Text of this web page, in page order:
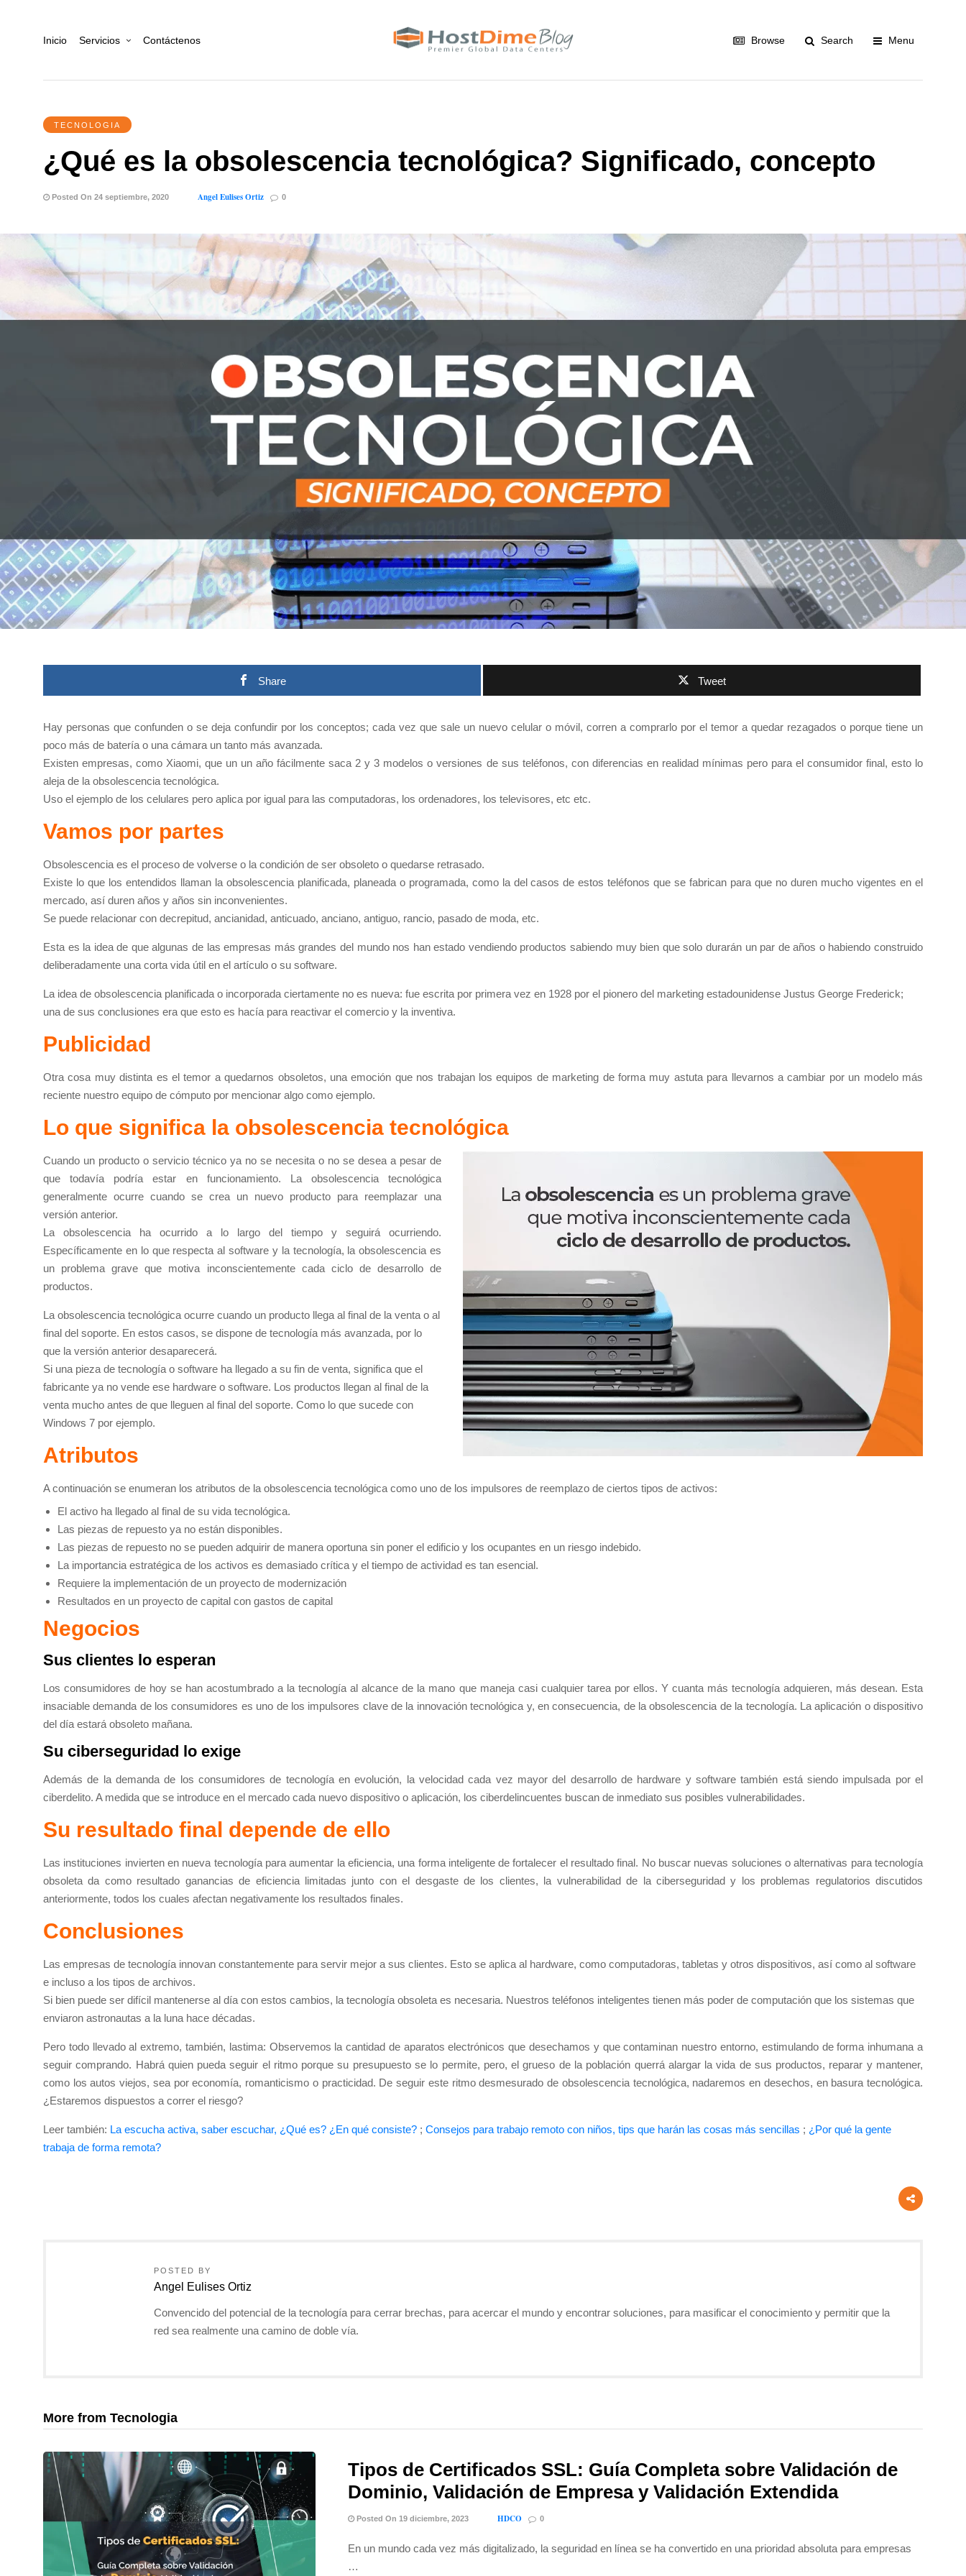
Inicio Servicios Contáctenos Browse Search Menu
TECNOLOGIA
¿Qué es la obsolescencia tecnológica? Significado, concepto
Posted On 24 septiembre, 2020 Angel Eulises Ortiz 0
Share Tweet
Hay personas que confunden o se deja confundir por los conceptos; cada vez que sale un nuevo celular o móvil, corren a comprarlo por el temor a quedar rezagados o porque tiene un
poco más de batería o una cámara un tanto más avanzada.
Existen empresas, como Xiaomi, que un un año fácilmente saca 2 y 3 modelos o versiones de sus teléfonos, con diferencias en realidad mínimas pero para el consumidor final, esto lo
aleja de la obsolescencia tecnológica.
Uso el ejemplo de los celulares pero aplica por igual para las computadoras, los ordenadores, los televisores, etc etc.
Vamos por partes
Obsolescencia es el proceso de volverse o la condición de ser obsoleto o quedarse retrasado.
Existe lo que los entendidos llaman la obsolescencia planificada, planeada o programada, como la del casos de estos teléfonos que se fabrican para que no duren mucho vigentes en el
mercado, así duren años y años sin inconvenientes.
Se puede relacionar con decrepitud, ancianidad, anticuado, anciano, antiguo, rancio, pasado de moda, etc.
Esta es la idea de que algunas de las empresas más grandes del mundo nos han estado vendiendo productos sabiendo muy bien que solo durarán un par de años o habiendo construido
deliberadamente una corta vida útil en el artículo o su software.
La idea de obsolescencia planificada o incorporada ciertamente no es nueva: fue escrita por primera vez en 1928 por el pionero del marketing estadounidense Justus George Frederick;
una de sus conclusiones era que esto es hacía para reactivar el comercio y la inventiva.
Publicidad
Otra cosa muy distinta es el temor a quedarnos obsoletos, una emoción que nos trabajan los equipos de marketing de forma muy astuta para llevarnos a cambiar por un modelo más
reciente nuestro equipo de cómputo por mencionar algo como ejemplo.
Lo que significa la obsolescencia tecnológica
Cuando un producto o servicio técnico ya no se necesita o no se desea a pesar de
que todavía podría estar en funcionamiento. La obsolescencia tecnológica
generalmente ocurre cuando se crea un nuevo producto para reemplazar una
versión anterior.
La obsolescencia ha ocurrido a lo largo del tiempo y seguirá ocurriendo.
Específicamente en lo que respecta al software y la tecnología, la obsolescencia es
un problema grave que motiva inconscientemente cada ciclo de desarrollo de
productos.
La obsolescencia tecnológica ocurre cuando un producto llega al final de la venta o al
final del soporte. En estos casos, se dispone de tecnología más avanzada, por lo
que la versión anterior desaparecerá.
Si una pieza de tecnología o software ha llegado a su fin de venta, significa que el
fabricante ya no vende ese hardware o software. Los productos llegan al final de la
venta mucho antes de que lleguen al final del soporte. Como lo que sucede con
Windows 7 por ejemplo.
Atributos
A continuación se enumeran los atributos de la obsolescencia tecnológica como uno de los impulsores de reemplazo de ciertos tipos de activos:
El activo ha llegado al final de su vida tecnológica.
Las piezas de repuesto ya no están disponibles.
Las piezas de repuesto no se pueden adquirir de manera oportuna sin poner el edificio y los ocupantes en un riesgo indebido.
La importancia estratégica de los activos es demasiado crítica y el tiempo de actividad es tan esencial.
Requiere la implementación de un proyecto de modernización
Resultados en un proyecto de capital con gastos de capital
Negocios
Sus clientes lo esperan
Los consumidores de hoy se han acostumbrado a la tecnología al alcance de la mano que maneja casi cualquier tarea por ellos. Y cuanta más tecnología adquieren, más desean. Esta
insaciable demanda de los consumidores es uno de los impulsores clave de la innovación tecnológica y, en consecuencia, de la obsolescencia de la tecnología. La aplicación o dispositivo
del día estará obsoleto mañana.
Su ciberseguridad lo exige
Además de la demanda de los consumidores de tecnología en evolución, la velocidad cada vez mayor del desarrollo de hardware y software también está siendo impulsada por el
ciberdelito. A medida que se introduce en el mercado cada nuevo dispositivo o aplicación, los ciberdelincuentes buscan de inmediato sus posibles vulnerabilidades.
Su resultado final depende de ello
Las instituciones invierten en nueva tecnología para aumentar la eficiencia, una forma inteligente de fortalecer el resultado final. No buscar nuevas soluciones o alternativas para tecnología
obsoleta da como resultado ganancias de eficiencia limitadas junto con el desgaste de los clientes, la vulnerabilidad de la ciberseguridad y los problemas regulatorios discutidos
anteriormente, todos los cuales afectan negativamente los resultados finales.
Conclusiones
Las empresas de tecnología innovan constantemente para servir mejor a sus clientes. Esto se aplica al hardware, como computadoras, tabletas y otros dispositivos, así como al software
e incluso a los tipos de archivos.
Si bien puede ser difícil mantenerse al día con estos cambios, la tecnología obsoleta es necesaria. Nuestros teléfonos inteligentes tienen más poder de computación que los sistemas que
enviaron astronautas a la luna hace décadas.
Pero todo llevado al extremo, también, lastima: Observemos la cantidad de aparatos electrónicos que desechamos y que contaminan nuestro entorno, estimulando de forma inhumana a
seguir comprando. Habrá quien pueda seguir el ritmo porque su presupuesto se lo permite, pero, el grueso de la población querrá alargar la vida de sus productos, reparar y mantener,
como los autos viejos, sea por economía, romanticismo o practicidad. De seguir este ritmo desmesurado de obsolescencia tecnológica, nadaremos en desechos, en basura tecnológica.
¿Estaremos dispuestos a correr el riesgo?
Leer también: La escucha activa, saber escuchar, ¿Qué es? ¿En qué consiste? ; Consejos para trabajo remoto con niños, tips que harán las cosas más sencillas ; ¿Por qué la gente
trabaja de forma remota?
POSTED BY
Angel Eulises Ortiz
Convencido del potencial de la tecnología para cerrar brechas, para acercar el mundo y encontrar soluciones, para masificar el conocimiento y permitir que la
red sea realmente una camino de doble vía.
More from Tecnologia
Tipos de Certificados SSL: Guía Completa sobre Validación de
Dominio, Validación de Empresa y Validación Extendida
Posted On 19 diciembre, 2023 HDCO 0
En un mundo cada vez más digitalizado, la seguridad en línea se ha convertido en una prioridad absoluta para empresas
…